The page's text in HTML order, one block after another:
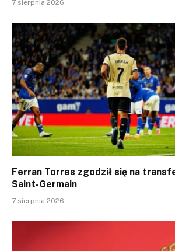
7 sierpnia 2026
Ferran Torres zgodził się na
Saint-Germain
7 sierpnia 2026